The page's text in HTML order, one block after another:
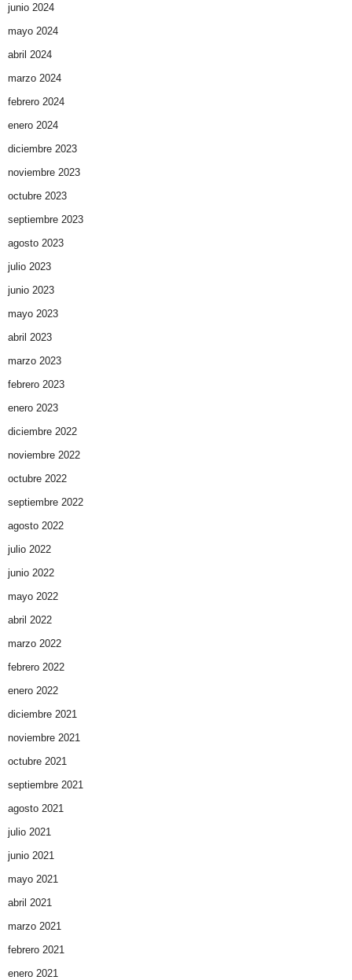
junio 2024
mayo 2024
abril 2024
marzo 2024
febrero 2024
enero 2024
diciembre 2023
noviembre 2023
octubre 2023
septiembre 2023
agosto 2023
julio 2023
junio 2023
mayo 2023
abril 2023
marzo 2023
febrero 2023
enero 2023
diciembre 2022
noviembre 2022
octubre 2022
septiembre 2022
agosto 2022
julio 2022
junio 2022
mayo 2022
abril 2022
marzo 2022
febrero 2022
enero 2022
diciembre 2021
noviembre 2021
octubre 2021
septiembre 2021
agosto 2021
julio 2021
junio 2021
mayo 2021
abril 2021
marzo 2021
febrero 2021
enero 2021